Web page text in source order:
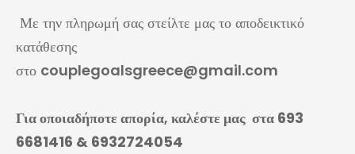
Με την πληρωμή σας στείλτε μας το αποδεικτικό
κατάθεσης
στο couplegoalsgreece@gmail.com
Για οποιαδήποτε απορία, καλέστε μας στα 693
6681416 & 6932724054